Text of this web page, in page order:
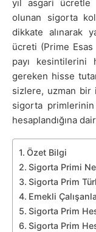
yıl asgari
olunan sigorta
dikkate alınarak
ücreti (Prime Esas
payı
gereken hisse
sizlere, uzman bir
sigorta
hesaplandığına
Özet Bilgi
Sigorta Primi
Sigorta Prim
Emekli
Sigorta Prim
Sigorta Prim